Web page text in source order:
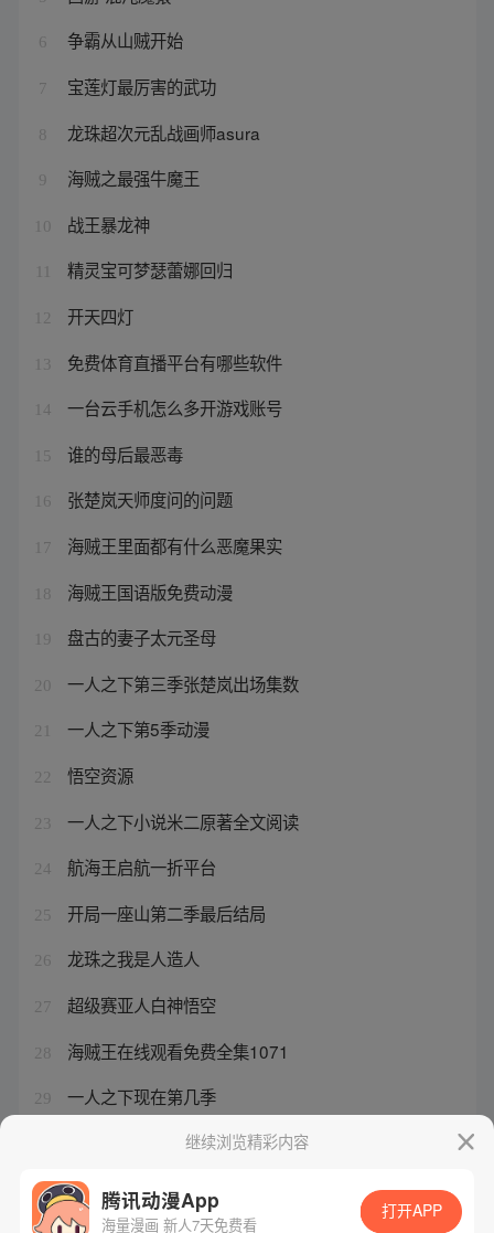
6 争霸从山贼开始
7 宝莲灯最厉害的武功
8 龙珠超次元乱战画师asura
9 海贼之最强牛魔王
10 战王暴龙神
精灵宝可梦瑟蕾娜回归
12 开天四灯
13 免费体育直播平台有哪些软件
14 一台云手机怎么多开游戏账号
15 谁的母后最恶毒
16 张楚岚天师度问的问题
17 海贼王里面都有什么恶魔果实
18 海贼王国语版免费动漫
19 盘古的妻子太元圣母
20 一人之下第三季张楚岚出场集数
21 一人之下第5季动漫
22 悟空资源
23 一人之下小说米二原著全文阅读
24 航海王启航一折平台
25 开局一座山第二季最后结局
26 龙珠之我是人造人
27 超级赛亚人白神悟空
28 海贼王在线观看免费全集1071
29 一人之下现在第几季
娜然和娜冉是一个品牌吗知乎
继续浏览精彩内容
腾讯动漫App
海量漫画 新人7天免费看
打开APP